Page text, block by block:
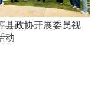
县政协开展委员视
动